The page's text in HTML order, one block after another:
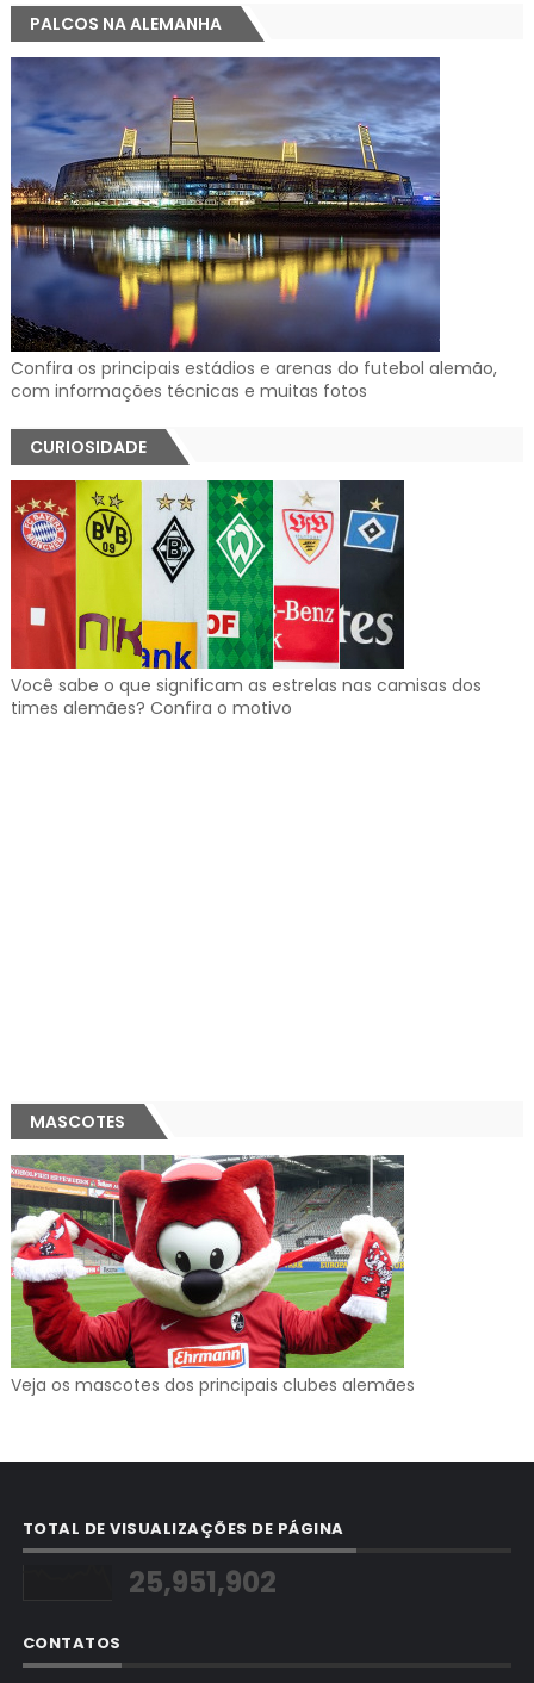
PALCOS NA ALEMANHA
Confira os principais estádios e arenas do futebol alemão,
com informações técnicas e muitas fotos
CURIOSIDADE
Você sabe o que significam as estrelas nas camisas dos
times alemães? Confira o motivo
MASCOTES
Veja os mascotes dos principais clubes alemães
TOTAL DE VISUALIZAÇÕES DE PÁGINA
25,951,902
CONTATOS